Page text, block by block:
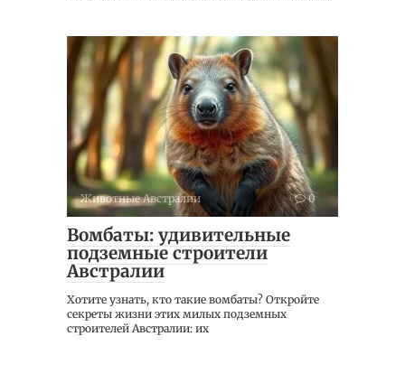
Животные Австралии 0
Вомбаты: удивительные
подземные строители
Австралии
Хотите узнать, кто такие вомбаты? Откройте
секреты жизни этих милых подземных
строителей Австралии: их